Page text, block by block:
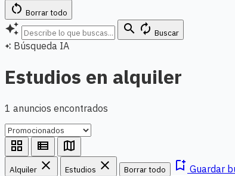
restart_alt Borrar todo
auto_awesome search autorenew Buscar
auto_awesome Búsqueda IA
Estudios en alquiler
1 anuncios encontrados
grid_view view_list map
Alquiler close Estudios close Borrar todo bookmark_add Guardar